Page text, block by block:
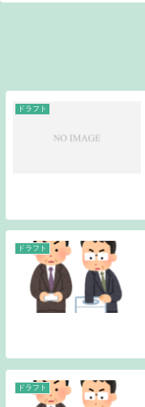
ドラフト
ドラフト
ドラフト